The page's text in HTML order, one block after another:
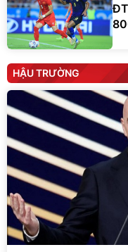
HẬU TRƯỜNG